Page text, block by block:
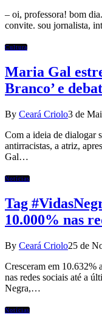
– oi, professora! bom
convite. sou jornalista,
Cultura
Maria Gal
Branco’ e
By Ceará Criolo3 de
Com a ideia de dialogar
antirracistas, a atriz,
Gal…
Notícias
Tag
10.000% nas
By Ceará Criolo25 de
Cresceram em 10.632%
nas redes sociais até a
Negra,…
Notícias